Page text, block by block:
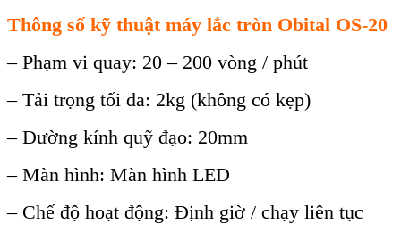
Thông số kỹ thuật máy lắc tròn Obital OS-20
– Phạm vi quay: 20 – 200 vòng / phút
– Tải trọng tối đa: 2kg (không có kẹp)
– Đường kính quỹ đạo: 20mm
– Màn hình: Màn hình LED
– Chế độ hoạt động: Định giờ / chạy liên tục